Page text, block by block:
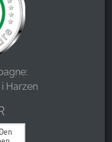
Harzen